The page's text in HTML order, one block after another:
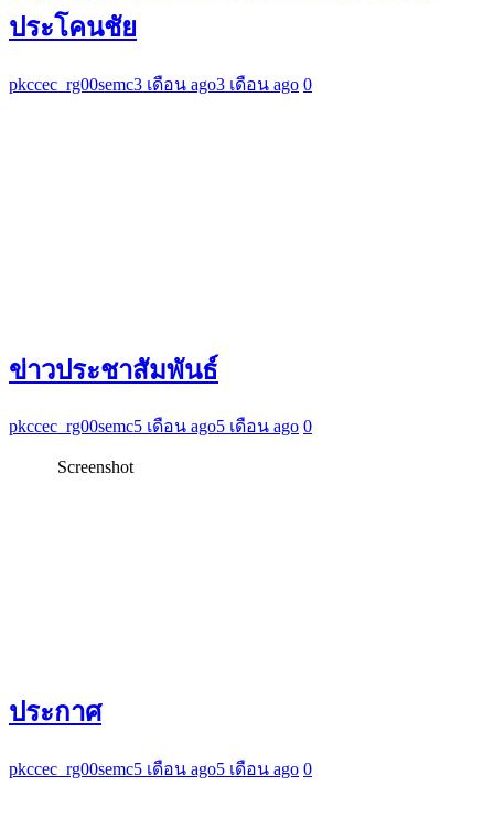
ประโคนชัย
pkccec_rg00semc3 เดือน ago3 เดือน ago 0
ข่าวประชาสัมพันธ์
pkccec_rg00semc5 เดือน ago5 เดือน ago 0
Screenshot
ประกาศ
pkccec_rg00semc5 เดือน ago5 เดือน ago 0